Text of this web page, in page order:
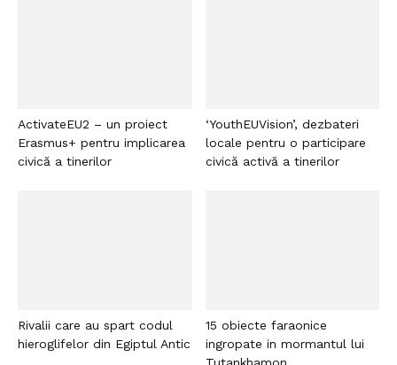
ActivateEU2 – un proiect
Erasmus+ pentru implicarea
civică a tinerilor
‘YouthEUVision’, dezbateri
locale pentru o participare
civică activă a tinerilor
Rivalii care au spart codul
hieroglifelor din Egiptul Antic
15 obiecte faraonice
ingropate in mormantul lui